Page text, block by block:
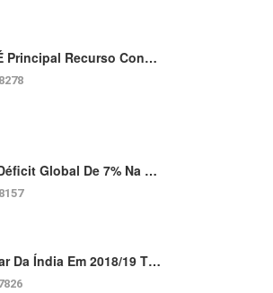
Principal Recurso Con…
Global De 7% Na …
Da Índia Em 2018/19 T…